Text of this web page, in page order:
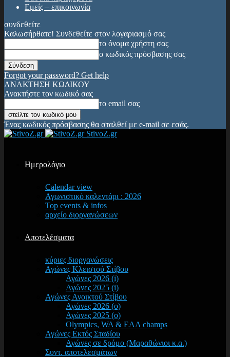
Εμείς – επικοινωνία
συνδεθείτε
Καλωσήρθατε! Συνδεθείτε στον λογαριασμό σας
το όνομα χρήστη σας
ο κωδικός πρόσβασης σας
Forgot your password? Get help
ΑΝΑΚΤΗΣΗ ΚΩΔΙΚΟΥ
Ανακτήστε τον κωδικό σας
το email σας
Ένας κωδικός πρόσβασης θα σταλθεί με e-mail σε εσάς.
StivoZ.gr
Ημερολόγιο
Calendar view
Αγωνιστικό καλεντάρι : 2026
Top events & infos
αρχείο διοργανώσεων
Αποτελέσματα
κύριες διοργανώσεις
Αγώνες Κλειστού Στίβου
Αγώνες 2026 (i)
Αγώνες 2025 (i)
Αγώνες Ανοικτού Στίβου
Αγώνες 2026 (o)
Αγώνες 2025 (o)
Olympics, WA & EAA champs
Αγώνες Εκτός Σταδίου
Αγώνες σε δρόμο (Μαραθώνιοι κ.α.)
Συντ. αποτελεσμάτων